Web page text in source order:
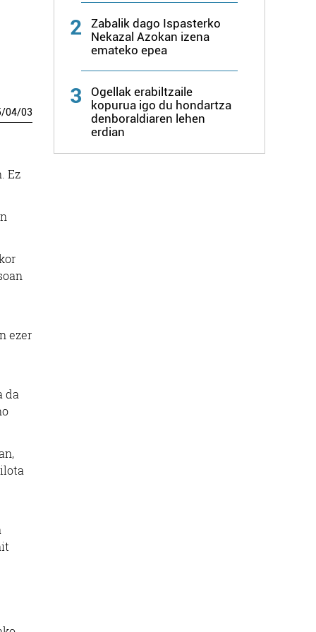
/04/03
Ez
ezer
da
2
Zabalik dago Ispasterko
Nekazal Azokan izena
emateko epea
3
Ogellak erabiltzaile
kopurua igo du hondartza
denboraldiaren lehen
erdian